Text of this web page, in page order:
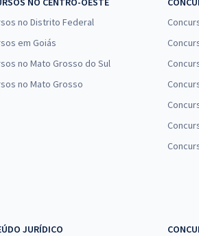
no Distrito Federal
em Goiás
no Mato Grosso do Sul
no Mato Grosso
JURÍDICO